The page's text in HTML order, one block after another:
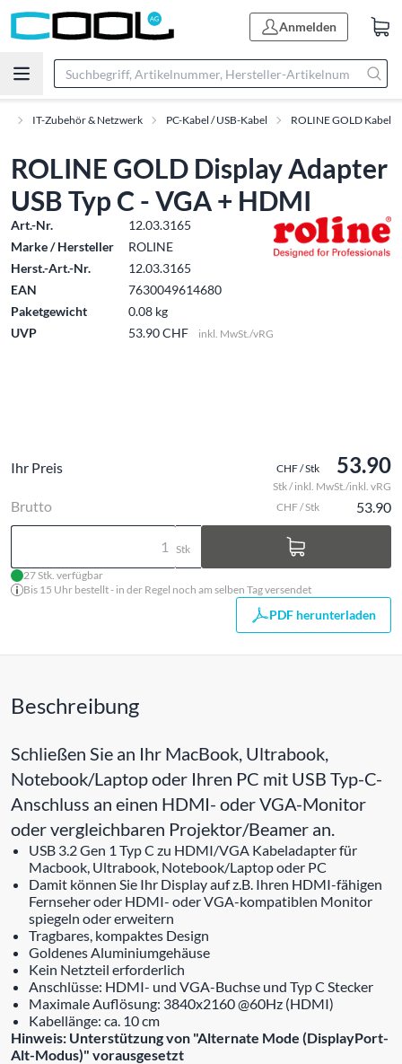
Anmelden
IT-Zubehör & Netzwerk PC-Kabel / USB-Kabel ROLINE GOLD Kabel
ROLINE GOLD Display Adapter
USB Typ C - VGA + HDMI
Art.-Nr.
12.03.3165
Marke / Hersteller
ROLINE
Herst.-Art.-Nr.
12.03.3165
EAN
7630049614680
Paketgewicht
0.08 kg
UVP
53.90 CHF inkl. MwSt./vRG
Ihr Preis CHF / Stk 53.90
Stk / inkl. MwSt./inkl. vRG
Brutto CHF / Stk 53.90
Stk
27 Stk. verfügbar
Bis 15 Uhr bestellt - in der Regel noch am selben Tag versendet
PDF herunterladen
Beschreibung
Schließen Sie an Ihr MacBook, Ultrabook,
Notebook/Laptop oder Ihren PC mit USB Typ-C-
Anschluss an einen HDMI- oder VGA-Monitor
oder vergleichbaren Projektor/Beamer an.
USB 3.2 Gen 1 Typ C zu HDMI/VGA Kabeladapter für
Macbook, Ultrabook, Notebook/Laptop oder PC
Damit können Sie Ihr Display auf z.B. Ihren HDMI-fähigen
Fernseher oder HDMI- oder VGA-kompatiblen Monitor
spiegeln oder erweitern
Tragbares, kompaktes Design
Goldenes Aluminiumgehäuse
Kein Netzteil erforderlich
Anschlüsse: HDMI- und VGA-Buchse und Typ C Stecker
Maximale Auflösung: 3840x2160 @60Hz (HDMI)
Kabellänge: ca. 10 cm
Hinweis: Unterstützung von "Alternate Mode (DisplayPort-
Alt-Modus)" vorausgesetzt